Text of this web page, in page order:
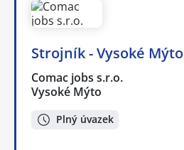
Strojník - Vysoké Mýto
Comac jobs s.r.o.
Vysoké Mýto
Plný úvazek